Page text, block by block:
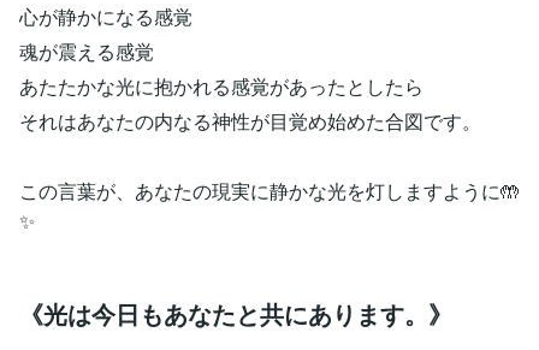
心が静かになる感覚
魂が震える感覚
あたたかな光に抱かれる感覚があったとしたら
それはあなたの内なる神性が目覚め始めた合図です。
この言葉が、あなたの現実に静かな光を灯しますように🤲
✨
《光は今日もあなたと共にあります。》